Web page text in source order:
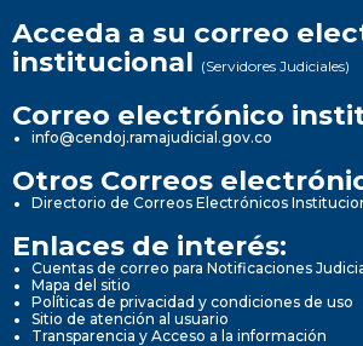
Acceda a su correo
institucional (Servidores Judiciales)
Correo electrónico
info@cendoj.ramajudicial.gov.co
Otros Correos
Directorio de Correos Electrónicos
Enlaces de interés:
Cuentas de correo para Notificaciones
Mapa del sitio
Políticas de privacidad y condiciones de uso
Sitio de atención al usuario
Transparencia y Acceso a la información